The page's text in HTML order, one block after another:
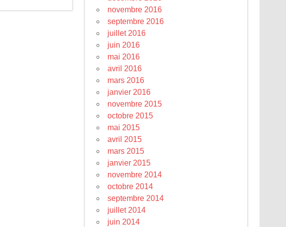
novembre 2016
septembre 2016
juillet 2016
juin 2016
mai 2016
avril 2016
mars 2016
janvier 2016
novembre 2015
octobre 2015
mai 2015
avril 2015
mars 2015
janvier 2015
novembre 2014
octobre 2014
septembre 2014
juillet 2014
juin 2014